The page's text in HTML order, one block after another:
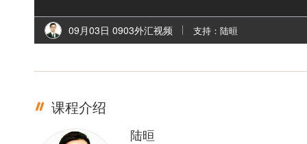
09月03日 0903外汇视频 支持：陆晅
课程介绍
陆晅